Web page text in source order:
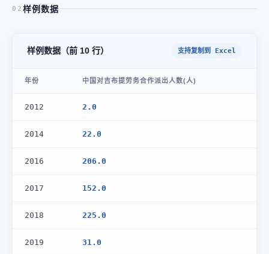
02 样例数据
样例数据（前 10 行） 支持复制到 Excel
年份 中国对吉布提劳务合作派出人数(人)
2012 2.0
2014 22.0
2016 206.0
2017 152.0
2018 225.0
2019 31.0